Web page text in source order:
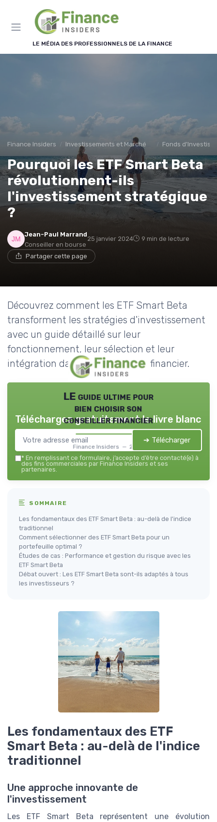
LE MÉDIA DES PROFESSIONNELS DE LA FINANCE
Finance Insiders Investissements et Marchés Financiers Fonds
Pourquoi les ETF Smart Beta
révolutionnent-ils
l'investissement stratégique
?
Jean-Paul Marrand
Conseiller en bourse
25 janvier 2024 9 min de lecture
Partager cette page
Découvrez comment les ETF Smart Beta
transforment les stratégies d'investissement
avec un guide détaillé sur leur
fonctionnement, leur sélection et leur
intégration dans un portefeuille financier.
LE guide ultime pour
bien choisir son
conseiller financier
Finance Insiders — 2026
Téléchargez gratuitement le livre blanc
➔ Télécharger
* En remplissant ce formulaire, j’accepte d’être contacté(e) à
des fins commerciales par Finance Insiders et ses
partenaires.
SOMMAIRE
Les fondamentaux des ETF Smart Beta : au-delà de l'indice
traditionnel
Comment sélectionner des ETF Smart Beta pour un
portefeuille optimal ?
Études de cas : Performance et gestion du risque avec les
ETF Smart Beta
Débat ouvert : Les ETF Smart Beta sont-ils adaptés à tous
les investisseurs ?
Les fondamentaux des ETF
Smart Beta : au-delà de l'indice
traditionnel
Une approche innovante de
l'investissement
Les ETF Smart Beta représentent une évolution